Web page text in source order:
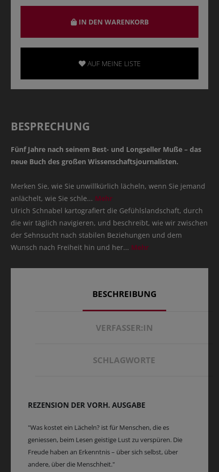
IN DEN WARENKORB
AUF MEINE LISTE
BESPRECHUNG
Fünf Jahre nach seinem Best- und Longseller Muße – das
neue Buch des großen Wissenschaftsjournalisten.
Merken Sie, wie Sie unwillkürlich lächeln, wenn Sie jemand
anlächelt, wie Sie schle... Mehr
Ulrich Schnabel kartografiert die Gefühlslandschaft, durch
die wir täglich navigieren, und beschreibt, wie wir zwischen
der Sehnsucht nach stabilen Beziehungen und dem
Wunsch nach Freiheit hin und her... Mehr
BESCHREIBUNG
VERFASSER:IN
SCHLAGWORTE
REZENSION DER VORH. AUSGABE
"Was kostet ein Lächeln? ist für Menschen, die es
geniessen, beim Lesen geistige Lust zu verspüren. Die
Freude haben an Erkenntnis – über sich selbst, über
andere, über die Menschheit."